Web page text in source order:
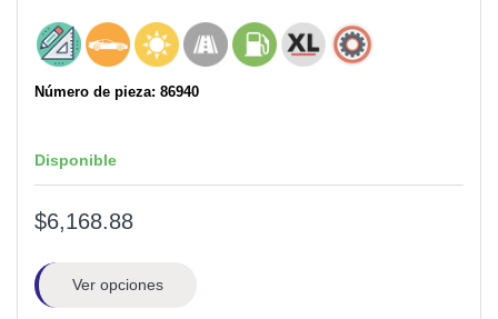
Número de pieza: 86940
Disponible
$6,168.88
Ver opciones